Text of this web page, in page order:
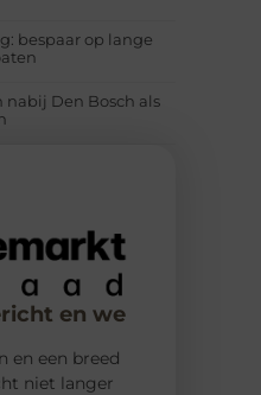
bespaar op lange
Den Bosch als
en we
en een breed
niet langer